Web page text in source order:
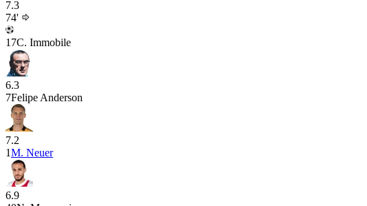
7.3
74'
17C. Immobile
6.3
7Felipe Anderson
7.2
1M. Neuer
6.9